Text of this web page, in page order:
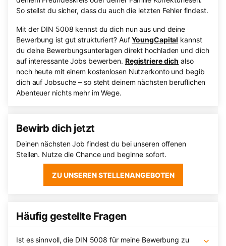
So stellst du sicher, dass du auch die letzten Fehler findest.
Mit der DIN 5008 kennst du dich nun aus und deine
Bewerbung ist gut strukturiert? AufYoungCapital kannst
du deine Bewerbungsunterlagen direkt hochladen und dich
auf interessante Jobs bewerben. Registriere dich also
noch heute mit einem kostenlosen Nutzerkonto und begib
dich auf Jobsuche – so steht deinem nächsten beruflichen
Abenteuer nichts mehr im Wege.
Bewirb dich jetzt
Deinen nächsten Job findest du bei unseren offenen
Stellen. Nutze die Chance und beginne sofort.
ZU UNSEREN STELLENANGEBOTEN
Häufig gestellte Fragen
Ist es sinnvoll, die DIN 5008 für meine Bewerbung zu